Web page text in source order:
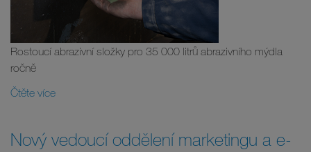
Rostoucí abrazivní složky pro 35 000 litrů abrazivního mýdla
ročně
Čtěte více
Nový vedoucí oddělení marketingu a e-